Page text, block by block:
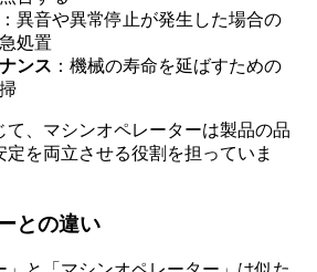
：異音や異常停止が発生した場合の
処置
ンス ：機械の寿命を延ばすための
て、マシンオペレーターは製品の品
定を両立させる役割を担っていま
との違い